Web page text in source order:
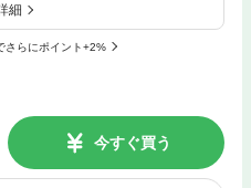
細
さらにポイント+2%
今すぐ買う